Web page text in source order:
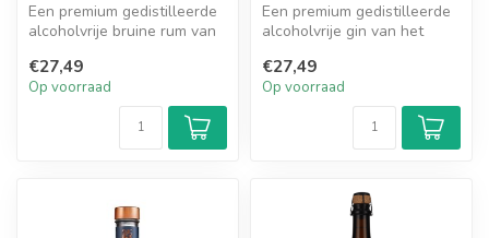
Een premium gedistilleerde
alcoholvrije bruine rum van
€27,49
Op voorraad
Een premium gedistilleerde
alcoholvrije gin van het
€27,49
Op voorraad